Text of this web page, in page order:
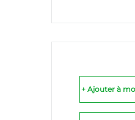
+ Ajouter à